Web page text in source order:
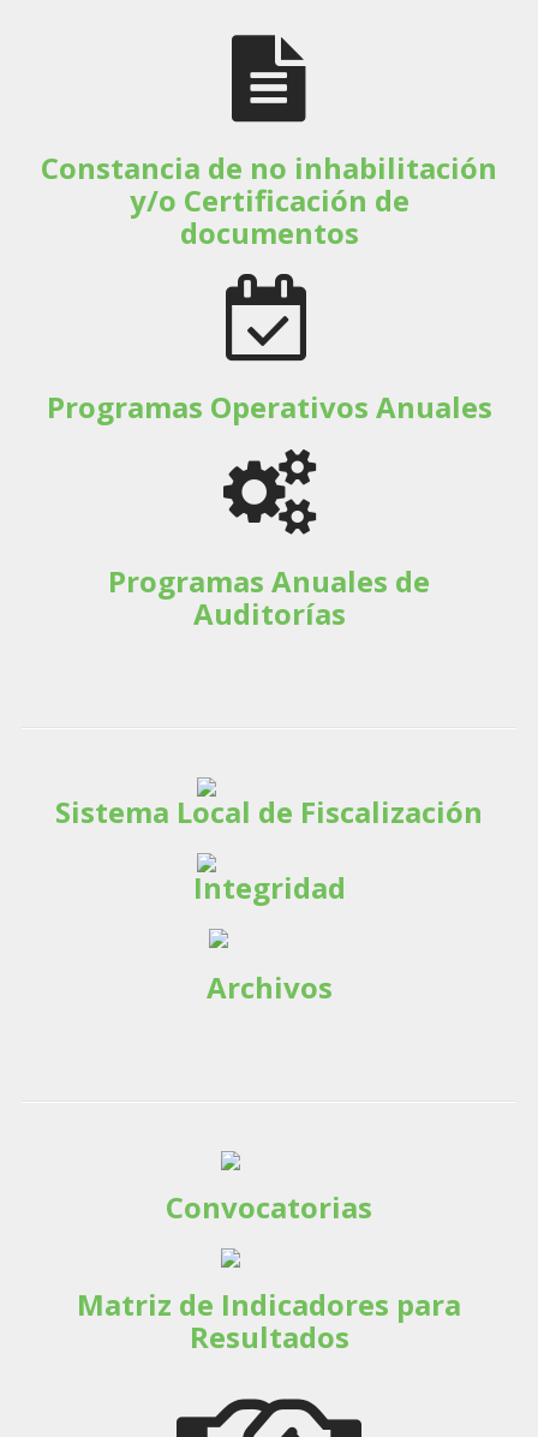
Constancia de no inhabilitación
y/o Certificación de
documentos
Programas Operativos Anuales
Programas Anuales de
Auditorías
Sistema Local de Fiscalización
Integridad
Archivos
Convocatorias
Matriz de Indicadores para
Resultados